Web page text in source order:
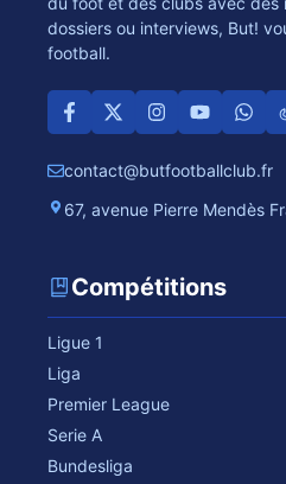
dossiers ou interviews, But!
football.
contact@butfootballclub.fr
67, avenue Pierre Mendès
Compétitions
Ligue 1
Liga
Premier League
Serie A
Bundesliga